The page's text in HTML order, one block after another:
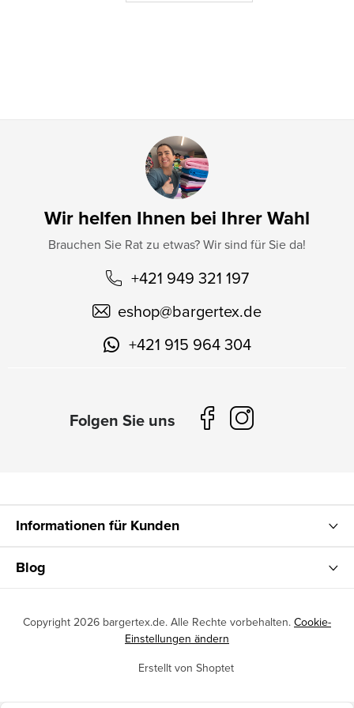
Wir helfen Ihnen bei Ihrer Wahl
Brauchen Sie Rat zu etwas? Wir sind für Sie da!
+421 949 321 197
eshop@bargertex.de
+421 915 964 304
Informationen für Kunden
Blog
Erstellt von Shoptet
Copyright 2026 bargertex.de. Alle Rechte vorbehalten. Cookie-
Einstellungen ändern